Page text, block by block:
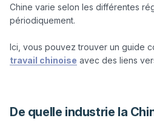
Chine varie selon les différentes
périodiquement.
Ici, vous pouvez trouver un guide
travail chinoise avec des liens
De quelle industrie la